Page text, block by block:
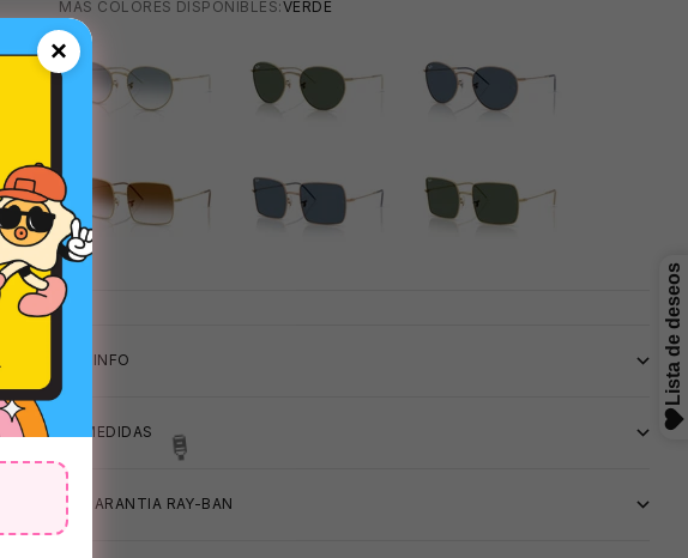
MAS COLORES DISPONIBLES:VERDE
AZUL
+INFO
MEDIDAS
GARANTIA RAY-BAN
×
🩳